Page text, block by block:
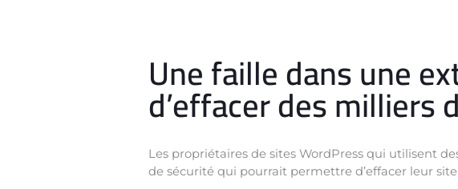
Une faille dans une
d’effacer des milliers
Les propriétaires de sites WordPress qui utilisent
de sécurité qui pourrait permettre d’effacer leur site